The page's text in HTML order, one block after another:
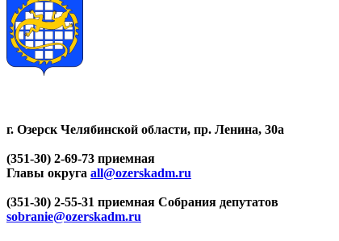
г. Озерск Челябинской области, пр. Ленина, 30а
(351-30) 2-69-73 приемная
Главы округа all@ozerskadm.ru
(351-30) 2-55-31 приемная Собрания депутатов
sobranie@ozerskadm.ru